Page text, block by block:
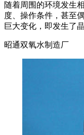
随着周围的环境发生
度、操作条件，甚至
巨大变化，即发生了
昭通双氧水制造厂